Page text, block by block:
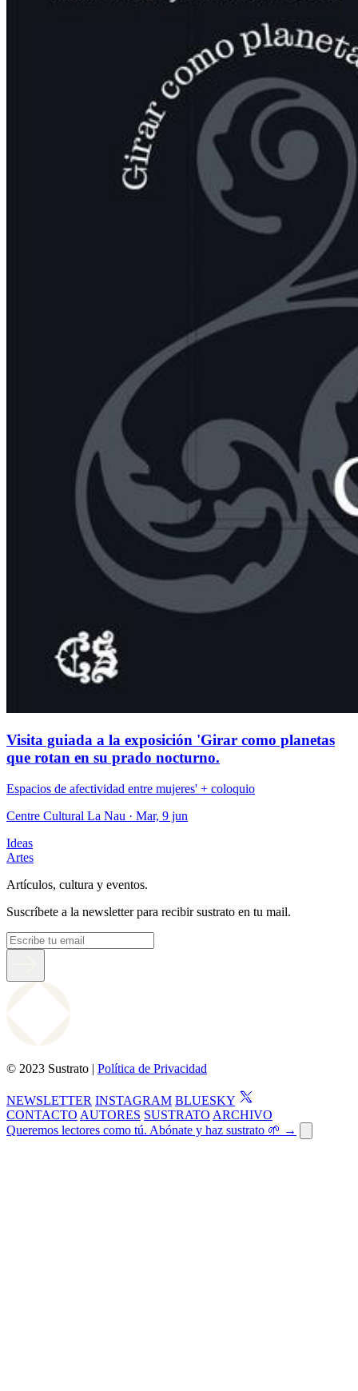
Visita guiada a la exposición 'Girar como planetas
que rotan en su prado nocturno.
Espacios de afectividad entre mujeres' + coloquio
Centre Cultural La Nau · Mar, 9 jun
Ideas
Artes
Artículos, cultura y eventos.
Suscríbete a la newsletter para recibir sustrato en tu mail.
© 2023 Sustrato | Política de Privacidad
NEWSLETTER INSTAGRAM BLUESKY
CONTACTO AUTORES SUSTRATO ARCHIVO
Queremos lectores como tú. Abónate y haz sustrato 🌱 →